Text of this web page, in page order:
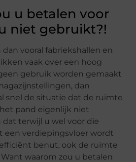
u betalen voor
niet gebruikt?!
vooral fabriekshallen en
vaak over een hoog
gebruik worden gemaakt
dan
snel de situatie dat de ruimte
pand eigenlijk niet
terwijl u wel voor die
een verdiepingsvloer wordt
benut, ook de ruimte
waarom zou u betalen